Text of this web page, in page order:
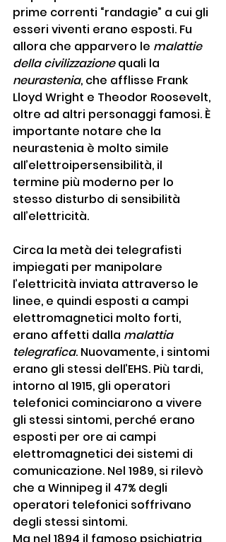
prime correnti “randagie” a cui gli
esseri viventi erano esposti. Fu
allora che apparvero le malattie
della civilizzazione quali la
neurastenia, che afflisse Frank
Lloyd Wright e Theodor Roosevelt,
oltre ad altri personaggi famosi. È
importante notare che la
neurastenia è molto simile
all’elettroipersensibilità, il
termine più moderno per lo
stesso disturbo di sensibilità
all’elettricità.
Circa la metà dei telegrafisti
impiegati per manipolare
l’elettricità inviata attraverso le
linee, e quindi esposti a campi
elettromagnetici molto forti,
erano affetti dalla malattia
telegrafica. Nuovamente, i sintomi
erano gli stessi dell’EHS. Più tardi,
intorno al 1915, gli operatori
telefonici cominciarono a vivere
gli stessi sintomi, perché erano
esposti per ore ai campi
elettromagnetici dei sistemi di
comunicazione. Nel 1989, si rilevò
che a Winnipeg il 47% degli
operatori telefonici soffrivano
degli stessi sintomi.
Ma nel 1894 il famoso psichiatria